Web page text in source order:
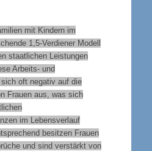
mit Kindern im
1,5-Verdiener Modell
staatlichen Leistungen
Arbeits- und
oft negativ auf die
Frauen aus, was sich
im Lebensverlauf
besitzen Frauen
und sind verstärkt von